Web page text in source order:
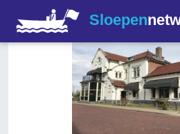
Sloepen